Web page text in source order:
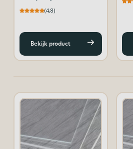
(4,8)
Bekijk product